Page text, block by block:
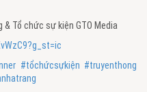
& Tổ chức sự kiện GTO Media
#tổchứcsựkiện #truyenthong